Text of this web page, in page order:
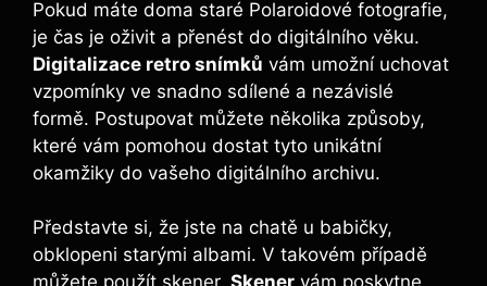
Pokud máte doma staré Polaroidové fotografie,
⁣je čas ⁣je ​oživit a přenést do digitálního věku.
Digitalizace retro snímků vám umožní ⁢uchovat
vzpomínky ve snadno sdílené a ⁣nezávislé
formě. ​Postupovat ‌můžete několika způsoby, ​
které vám pomohou dostat‍ tyto unikátní
okamžiky do vašeho ⁢digitálního archivu.
Představte si, že⁢ jste na chatě u babičky,
obklopeni⁢ starými albami. V⁢ takovém případě